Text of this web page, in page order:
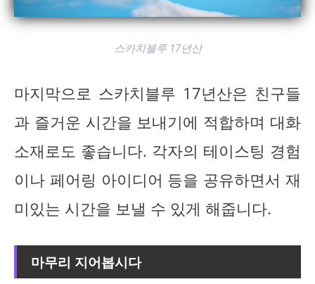
스카치블루 17년산
마지막으로 스카치블루 17년산은 친구들
과 즐거운 시간을 보내기에 적합하며 대화
소재로도 좋습니다. 각자의 테이스팅 경험
이나 페어링 아이디어 등을 공유하면서 재
미있는 시간을 보낼 수 있게 해줍니다.
마무리 지어봅시다